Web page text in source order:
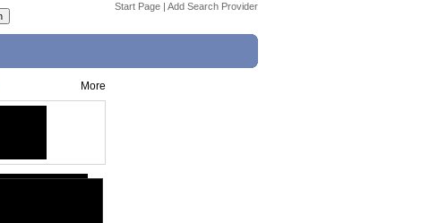
Start Page | Add Search Provider
More